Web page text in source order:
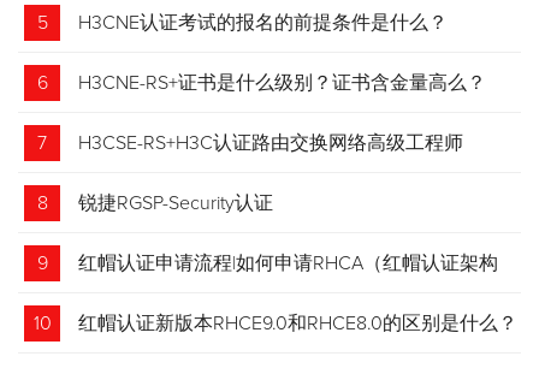
么？
5 H3CNE认证考试的报名的前提条件是什么？
6 H3CNE-RS+证书是什么级别？证书含金量高么？
7 H3CSE-RS+H3C认证路由交换网络高级工程师
8 锐捷RGSP-Security认证
9 红帽认证申请流程|如何申请RHCA（红帽认证架构
师）证书？申请步骤请收藏！
10 红帽认证新版本RHCE9.0和RHCE8.0的区别是什么？